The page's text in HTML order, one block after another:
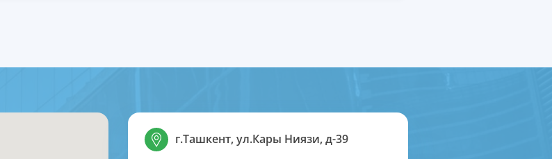
г.Ташкент, ул.Кары Ниязи, д-39